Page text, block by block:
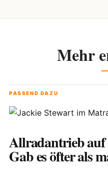
Mehr
PASSEND DAZU
Allradantrieb auf
Gab es öfter als